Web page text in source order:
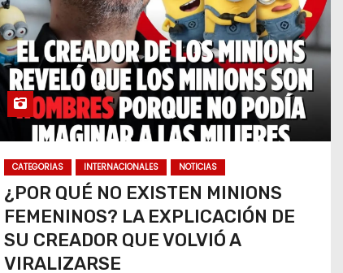
CATEGORIAS INTERNACIONALES NOTICIAS
¿POR QUÉ NO EXISTEN MINIONS
FEMENINOS? LA EXPLICACIÓN DE
SU CREADOR QUE VOLVIÓ A
VIRALIZARSE